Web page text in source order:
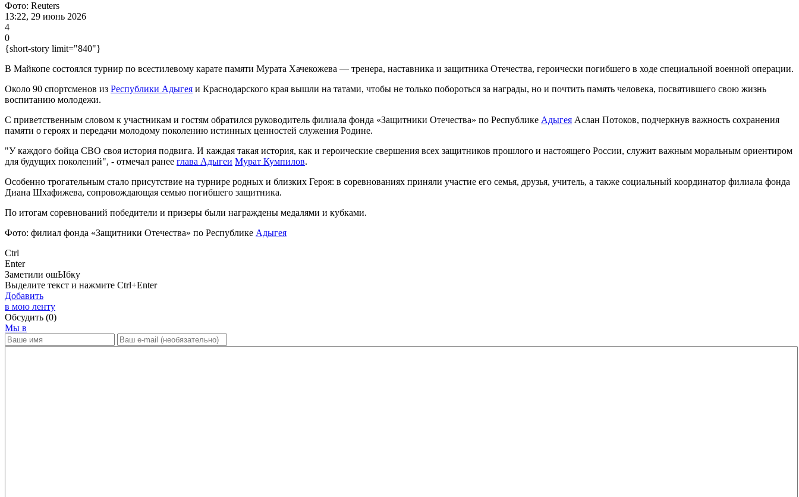
Фото: Reuters
13:22, 29 июнь 2026
4
0
{short-story limit="840"}
В Майкопе состоялся турнир по всестилевому карате памяти Мурата Хачекожева — тренера, наставника и защитника Отечества, героически погибшего в ходе специальной военной операции.
Около 90 спортсменов из Республики Адыгея и Краснодарского края вышли на татами, чтобы не только побороться за награды, но и почтить память человека, посвятившего свою жизнь
воспитанию молодежи.
С приветственным словом к участникам и гостям обратился руководитель филиала фонда «Защитники Отечества» по Республике Адыгея Аслан Потоков, подчеркнув важность сохранения
памяти о героях и передачи молодому поколению истинных ценностей служения Родине.
"У каждого бойца СВО своя история подвига. И каждая такая история, как и героические свершения всех защитников прошлого и настоящего России, служит важным моральным ориентиром
для будущих поколений", - отмечал ранее глава Адыгеи Мурат Кумпилов.
Особенно трогательным стало присутствие на турнире родных и близких Героя: в соревнованиях приняли участие его семья, друзья, учитель, а также социальный координатор филиала фонда
Диана Шхафижева, сопровождающая семью погибшего защитника.
По итогам соревнований победители и призеры были награждены медалями и кубками.
Фото: филиал фонда «Защитники Отечества» по Республике Адыгея
Ctrl
Enter
Заметили ошЫбку
Выделите текст и нажмите Ctrl+Enter
Добавить
в мою ленту
Обсудить (0)
Мы в